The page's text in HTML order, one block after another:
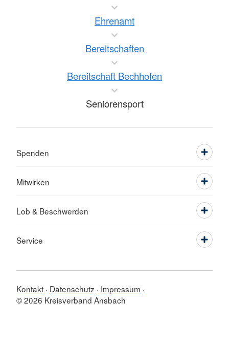
Ehrenamt
Bereitschaften
Bereitschaft Bechhofen
Seniorensport
Spenden
Mitwirken
Lob & Beschwerden
Service
Kontakt Datenschutz
Impressum
© 2026 Kreisverband Ansbach